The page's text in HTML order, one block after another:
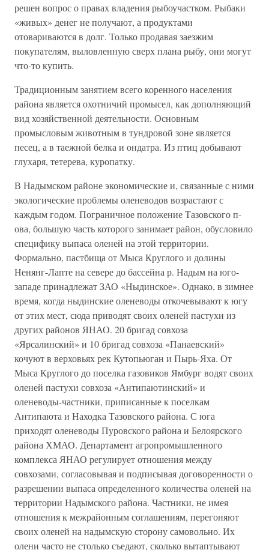
решен вопрос о правах владения рыбоучастком. Рыбаки
«живых» денег не получают, а продуктами
отовариваются в долг. Только продавая заезжим
покупателям, выловленную сверх плана рыбу, они могут
что-то купить.
Традиционным занятием всего коренного населения
района является охотничий промысел, как дополняющий
вид хозяйственной деятельности. Основным
промысловым животным в тундровой зоне является
песец, а в таежной белка и ондатра. Из птиц добывают
глухаря, тетерева, куропатку.
В Надымском районе экономические и, связанные с ними
экологические проблемы оленеводов возрастают с
каждым годом. Пограничное положение Тазовского п-
ова, большую часть которого занимает район, обусловило
специфику выпаса оленей на этой территории.
Формально, пастбища от Мыса Круглого и долины
Ненянг-Лапте на севере до бассейна р. Надым на юго-
западе принадлежат ЗАО «Ныдинское». Однако, в зимнее
время, когда ныдинские оленеводы откочевывают к югу
от этих мест, сюда приводят своих оленей пастухи из
других районов ЯНАО. 20 бригад совхоза
«Ярсалинский» и 10 бригад совхоза «Панаевский»
кочуют в верховьях рек Кутопьюган и Пырь-Яха. От
Мыса Круглого до поселка газовиков Ямбург водят своих
оленей пастухи совхоза «Антипаютинский» и
оленеводы-частники, приписанные к поселкам
Антипаюта и Находка Тазовского района. С юга
приходят оленеводы Пуровского района и Белоярского
района ХМАО. Департамент агропромышленного
комплекса ЯНАО регулирует отношения между
совхозами, согласовывая и подписывая договоренности о
разрешении выпаса определенного количества оленей на
территории Надымского района. Частники, не имея
отношения к межрайонным соглашениям, перегоняют
своих оленей на надымскую сторону самовольно. Их
олени часто не столько съедают, сколько вытаптывают